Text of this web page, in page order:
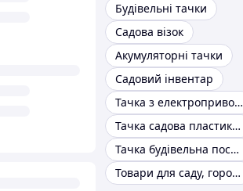
Будівельні тачки
Садова візок
Акумуляторні тачки
Садовий інвентар
Тачка з електроприводом
Тачка садова пластикова
Тачка будівельна посилена
Товари для саду, городу